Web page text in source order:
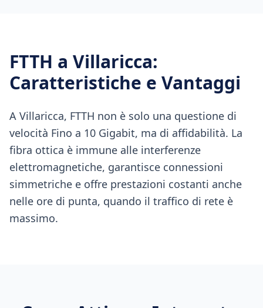
FTTH a Villaricca:
Caratteristiche e Vantaggi
A Villaricca, FTTH non è solo una questione di
velocità Fino a 10 Gigabit, ma di affidabilità. La
fibra ottica è immune alle interferenze
elettromagnetiche, garantisce connessioni
simmetriche e offre prestazioni costanti anche
nelle ore di punta, quando il traffico di rete è
massimo.